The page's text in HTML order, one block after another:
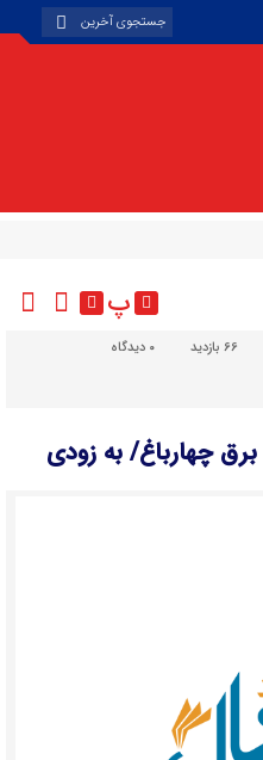
پ
66 بازدید دیدگاه
چهارباغ/ به زودی